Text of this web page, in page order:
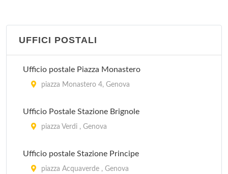
IAT
IAT
IAT
IAT
UFFICI POSTALI
Ufficio postale Piazza Monastero
piazza Monastero 4, Genova
Ufficio Postale Stazione Brignole
piazza Verdi , Genova
Ufficio postale Stazione Principe
piazza Acquaverde , Genova